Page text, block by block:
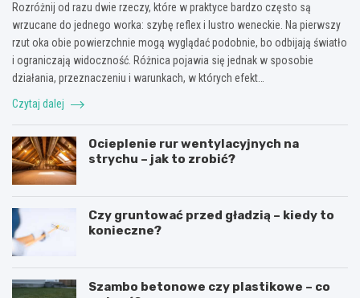
Rozróżnij od razu dwie rzeczy, które w praktyce bardzo często są
wrzucane do jednego worka: szybę reflex i lustro weneckie. Na pierwszy
rzut oka obie powierzchnie mogą wyglądać podobnie, bo odbijają światło
i ograniczają widoczność. Różnica pojawia się jednak w sposobie
działania, przeznaczeniu i warunkach, w których efekt…
Czytaj dalej
Ocieplenie rur wentylacyjnych na
strychu – jak to zrobić?
Czy gruntować przed gładzią – kiedy to
konieczne?
Szambo betonowe czy plastikowe – co